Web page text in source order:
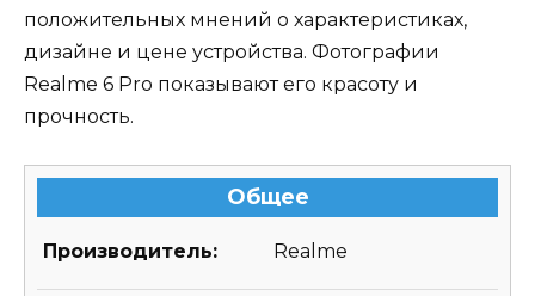
положительных мнений о характеристиках,
дизайне и цене устройства. Фотографии
Realme 6 Pro показывают его красоту и
прочность.
Общее
Производитель: Realme